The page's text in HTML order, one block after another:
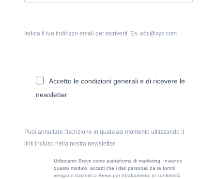
Indica il tuo indirizzo email per iscriverti. Es. abc@xyz.com
Accetto le condizioni generali e di ricevere le
newsletter
Puoi annullare l'iscrizione in qualsiasi momento utilizzando il
link incluso nella nostra newsletter.
Utilizziamo Brevo come piattaforma di marketing. Inviando
questo modulo, accetti che i dati personali da te forniti
vengano trasferiti a Brevo per il trattamento in conformità